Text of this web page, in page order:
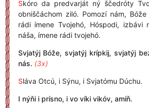
Skóro da predvarját ný ščedróty
obniščáchom ziló. Pomozí nám,
rádi ímene Tvojehó, Hóspodi, izbávi
náša, ímene rádi tvojehó.
Svjatýj Bóže, svjatýj krípkij, svjatýj
nás. (3x)
Sláva Otcú, i Sýnu, i Svjatómu Dúchu.
I nýňi i prísno, i vo víki vikóv, amíň.